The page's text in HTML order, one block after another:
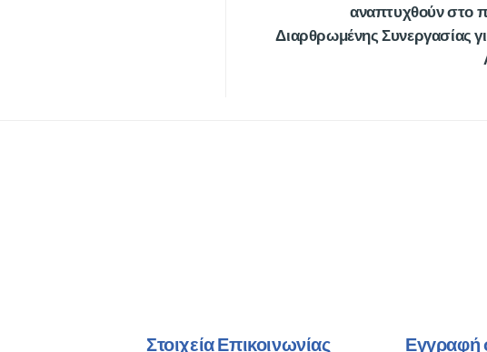
αναπτυχθούν στο
Διαρθρωμένης Συνεργασίας
Στοιχεία Επικοινωνίας Εγγραφή